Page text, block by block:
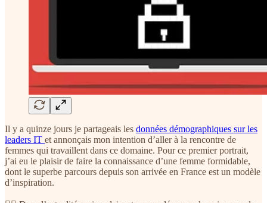
Il y a quinze jours je partageais les données démographiques sur les
leaders IT et annonçais mon intention d’aller à la rencontre de
femmes qui travaillent dans ce domaine. Pour ce premier portrait,
j’ai eu le plaisir de faire la connaissance d’une femme formidable,
dont le superbe parcours depuis son arrivée en France est un modèle
d’inspiration.